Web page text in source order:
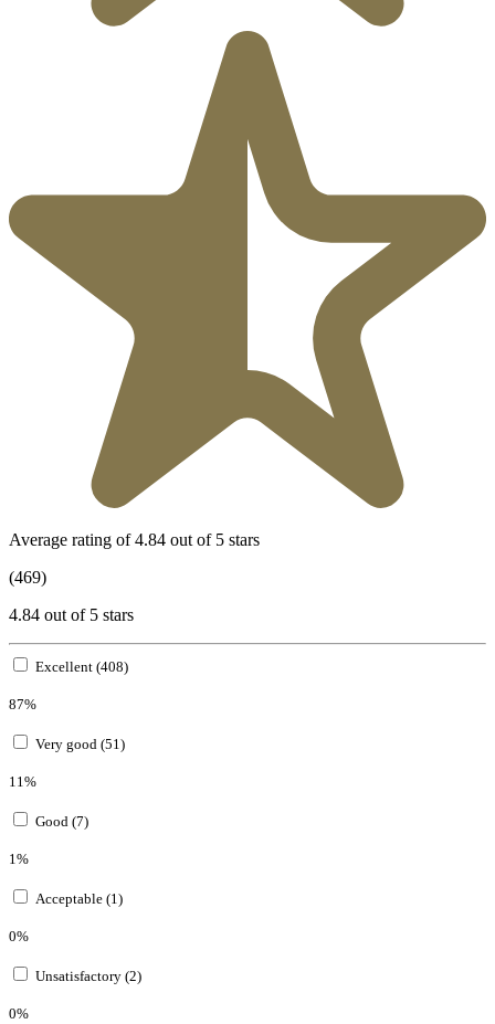
Average rating of 4.84 out of 5 stars
(469)
4.84 out of 5 stars
Excellent (408)
87%
Very good (51)
11%
Good (7)
1%
Acceptable (1)
0%
Unsatisfactory (2)
0%